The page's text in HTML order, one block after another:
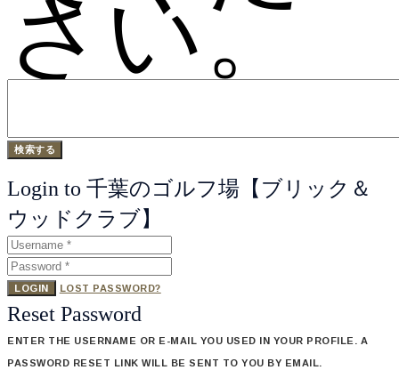
さい。
Login to 千葉のゴルフ場【ブリック＆
ウッドクラブ】
LOGIN LOST PASSWORD?
Reset Password
ENTER THE USERNAME OR E-MAIL YOU USED IN YOUR PROFILE. A
PASSWORD RESET LINK WILL BE SENT TO YOU BY EMAIL.